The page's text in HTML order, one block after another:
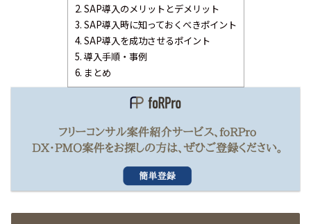
2. SAP導入のメリットとデメリット
3. SAP導入時に知っておくべきポイント
4. SAP導入を成功させるポイント
5.導入手順・事例
6. まとめ